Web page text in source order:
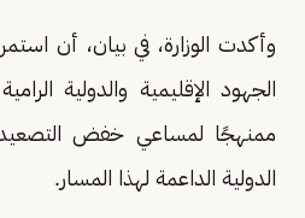
وأكدت الوزارة، في بيان، أن
الجهود الإقليمية والدولية
ممنهجًا لمساعي خفض
الدولية الداعمة لهذا المسار.